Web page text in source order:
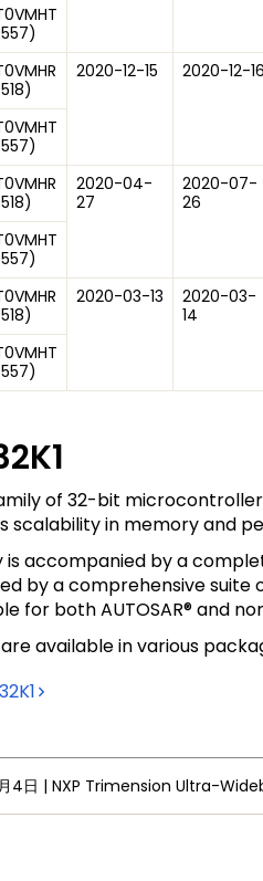
)
)
2020-12-15 2020-12-16
)
)
2020-04-
27
2020-07-
26
)
)
2020-03-13
2020-03-
14
)
of 32-bit
scalability in memory and
is accompanied by a
by a comprehensive
for both AUTOSAR® and
are available in various
4日 |